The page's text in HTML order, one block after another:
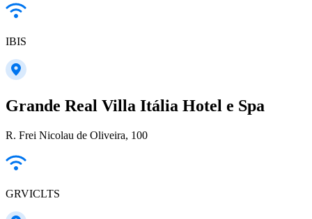
IBIS
Grande Real Villa Itália Hotel e Spa
R. Frei Nicolau de Oliveira, 100
GRVICLTS